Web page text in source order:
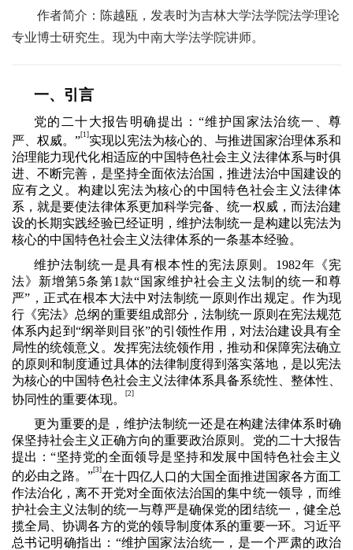
作者简介：陈越瓯，发表时为吉林大学法学院法学理论
专业博士研究生。现为中南大学法学院讲师。
一、引言
党的二十大报告明确提出：“维护国家法治统一、尊
严、权威。”[1] 实现以宪法为核心的、与推进国家治理体系和
治理能力现代化相适应的中国特色社会主义法律体系与时俱
进、不断完善，是坚持全面依法治国，推进法治中国建设的
应有之义。构建以宪法为核心的中国特色社会主义法律体
系，就是要使法律体系更加科学完备、统一权威，而法治建
设的长期实践经验已经证明，维护法制统一是构建以宪法为
核心的中国特色社会主义法律体系的一条基本经验。
维护法制统一是具有根本性的宪法原则。 1982年《宪
法》新增第5条第1 款“国家维护社会主义法制的统一和尊
严”，正式在根本大法中对法制统一原则作出规定。作为现
行《宪法》总纲的重要组成部分，法制统一原则在宪法规范
体系内起到“纲举则目张”的引领性作用，对法治建设具有全
局性的统领意义。发挥宪法统领作用，推动和保障宪法确立
的原则和制度通过具体的法律制度得到落实落地，是以宪法
为核心的中国特色社会主义法律体系具备系统性、整体性、
协同性的重要体现。
[2]
更为重要的是，维护法制统一还是在构建法律体系时确
保坚持社会主义正确方向的重要政治原则。党的二十大报告
提出：“坚持党的全面领导是坚持和发展中国特色社会主义
的必由之路。”[3]在十四亿人口的大国全面推进国家各方面工
作法治化，离不开党对全面依法治国的集中统一领导，而维
护社会主义法制的统一与尊严是确保党的团结统一，健全总
揽全局、协调各方的党的领导制度体系的重要一环。习近平
总书记明确指出：“维护国家法治统一，是一个严肃的政治